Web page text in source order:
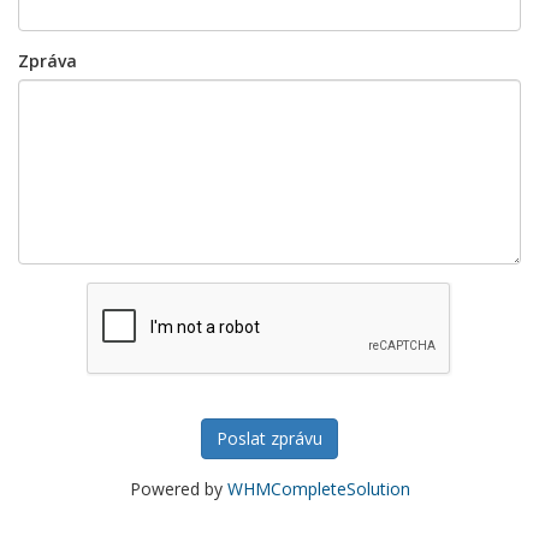
Zpráva
Poslat zprávu
Powered by WHMCompleteSolution